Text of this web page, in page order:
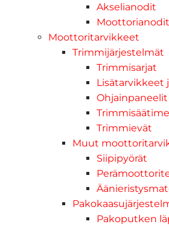
Akselianodit
Moottorianodit
Moottoritarvikkeet
Trimmijärjestelmät
Trimmisarjat
Lisätarvikkeet
Trimmievät
Muut
Siipipyörät
Pakoputken